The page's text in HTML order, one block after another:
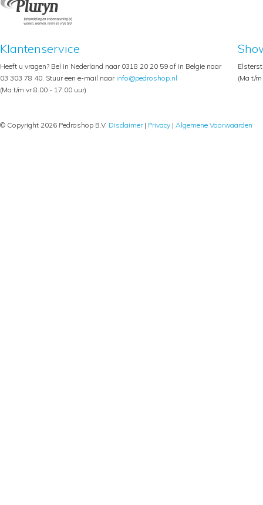
Klantenservice
Heeft u vragen? Bel in Nederland naar 0318 20 20 59 of in Belgie naar
03 303 78 40. Stuur een e-mail naar info@pedroshop.nl
(Ma t/m vr 8.00 - 17.00 uur)
(Ma t/
© Copyright 2026 Pedroshop B.V. Disclaimer| Privacy | Algemene Voorwaarden